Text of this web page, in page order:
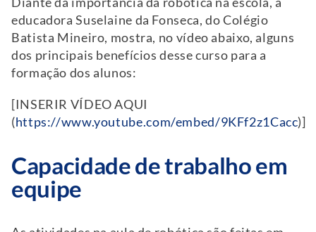
educadora Suselaine da Fonseca, do Colégio
Batista Mineiro, mostra, no vídeo abaixo, alguns
dos principais benefícios desse curso para a
formação dos alunos:
[INSERIR VÍDEO AQUI
(https://www.youtube.com/embed/9KFf2z1Cacc)]
Capacidade de trabalho em
equipe